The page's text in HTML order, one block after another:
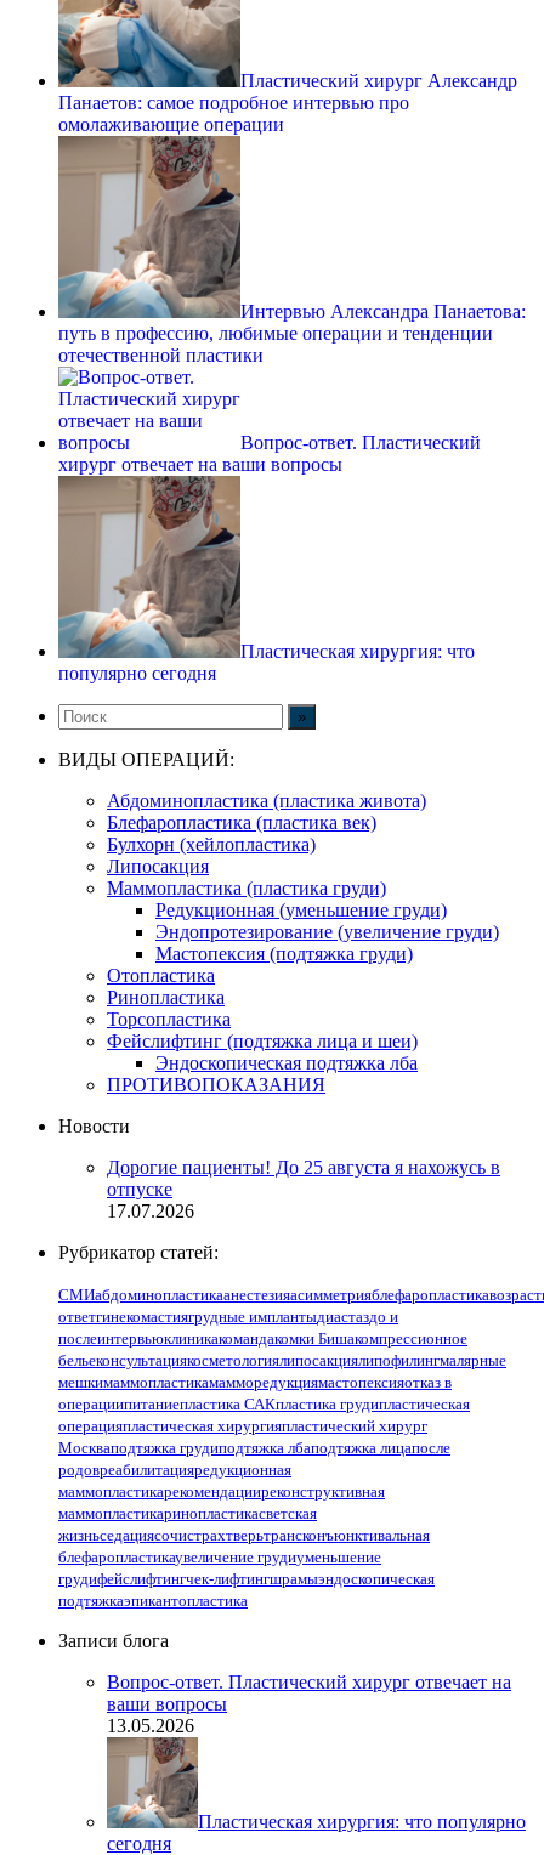
Пластический хирург Александр
Панаетов: самое подробное интервью про
омолаживающие операции
Интервью Александра Панаетова:
путь в профессию, любимые операции и тенденции
отечественной пластики
Вопрос-ответ. Пластический
хирург отвечает на ваши вопросы
Пластическая хирургия: что
популярно сегодня
ВИДЫ ОПЕРАЦИЙ:
Абдоминопластика (пластика живота)
Блефаропластика (пластика век)
Булхорн (хейлопластика)
Липосакция
Маммопластика (пластика груди)
Редукционная (уменьшение груди)
Эндопротезирование (увеличение груди)
Мастопексия (подтяжка груди)
Отопластика
Ринопластика
Торсопластика
Фейслифтинг (подтяжка лица и шеи)
Эндоскопическая подтяжка лба
ПРОТИВОПОКАЗАНИЯ
Новости
Дорогие пациенты! До 25 августа я нахожусь в
отпуске
17.07.2026
Рубрикатор статей:
СМИабдоминопластикаанестезияасимметрияблефаропластикавозраст
ответгинекомастиягрудные имплантыдиастаздо и
послеинтервьюклиникакомандакомки Бишакомпрессионное
бельеконсультациякосметологиялипосакциялипофилингмалярные
мешкимаммопластикамамморедукциямастопексияотказ в
операциипитаниепластика САКпластика грудипластическая
операцияпластическая хирургияпластический хирург
Москваподтяжка грудиподтяжка лбаподтяжка лицапосле
родовреабилитацияредукционная
маммопластикарекомендацииреконструктивная
маммопластикаринопластикасветская
жизньседациясочистрахтверьтрансконъюнктивальная
блефаропластикаувеличение грудиуменьшение
грудифейслифтингчек-лифтингшрамыэндоскопическая
подтяжкаэпикантопластика
Записи блога
Вопрос-ответ. Пластический хирург отвечает на
ваши вопросы
13.05.2026
Пластическая хирургия: что популярно
сегодня